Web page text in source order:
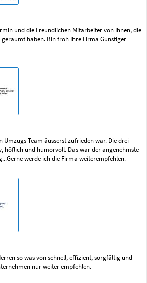
und die Freundlichen Mitarbeiter von Ihnen, die
haben. Bin froh Ihre Firma Günstiger
Umzugs-Team äusserst zufrieden war. Die drei
höflich und humorvoll. Das war der angenehmste
werde ich die Firma weiterempfehlen.
so was von schnell, effizient, sorgfältig und
nur weiter empfehlen.